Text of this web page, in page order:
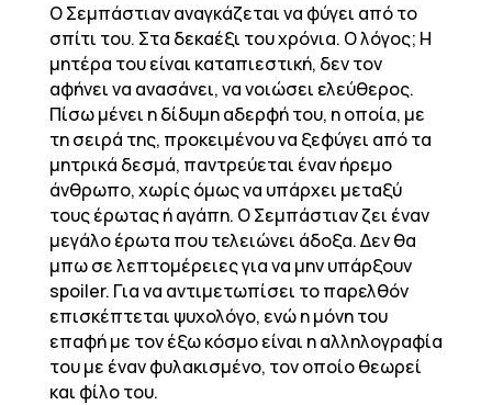
O Σεμπάστιαν αναγκάζεται να φύγει από το
σπίτι του. Στα δεκαέξι του χρόνια. Ο λόγος; Η
μητέρα του είναι καταπιεστική, δεν τον
αφήνει να ανασάνει, να νοιώσει ελεύθερος.
Πίσω μένει η δίδυμη αδερφή του, η οποία, με
τη σειρά της, προκειμένου να ξεφύγει από τα
μητρικά δεσμά, παντρεύεται έναν ήρεμο
άνθρωπο, χωρίς όμως να υπάρχει μεταξύ
τους έρωτας ή αγάπη. Ο Σεμπάστιαν ζει έναν
μεγάλο έρωτα που τελειώνει άδοξα. Δεν θα
μπω σε λεπτομέρειες για να μην υπάρξουν
spoiler. Για να αντιμετωπίσει το παρελθόν
επισκέπτεται ψυχολόγο, ενώ η μόνη του
επαφή με τον έξω κόσμο είναι η αλληλογραφία
του με έναν φυλακισμένο, τον οποίο θεωρεί
και φίλο του.